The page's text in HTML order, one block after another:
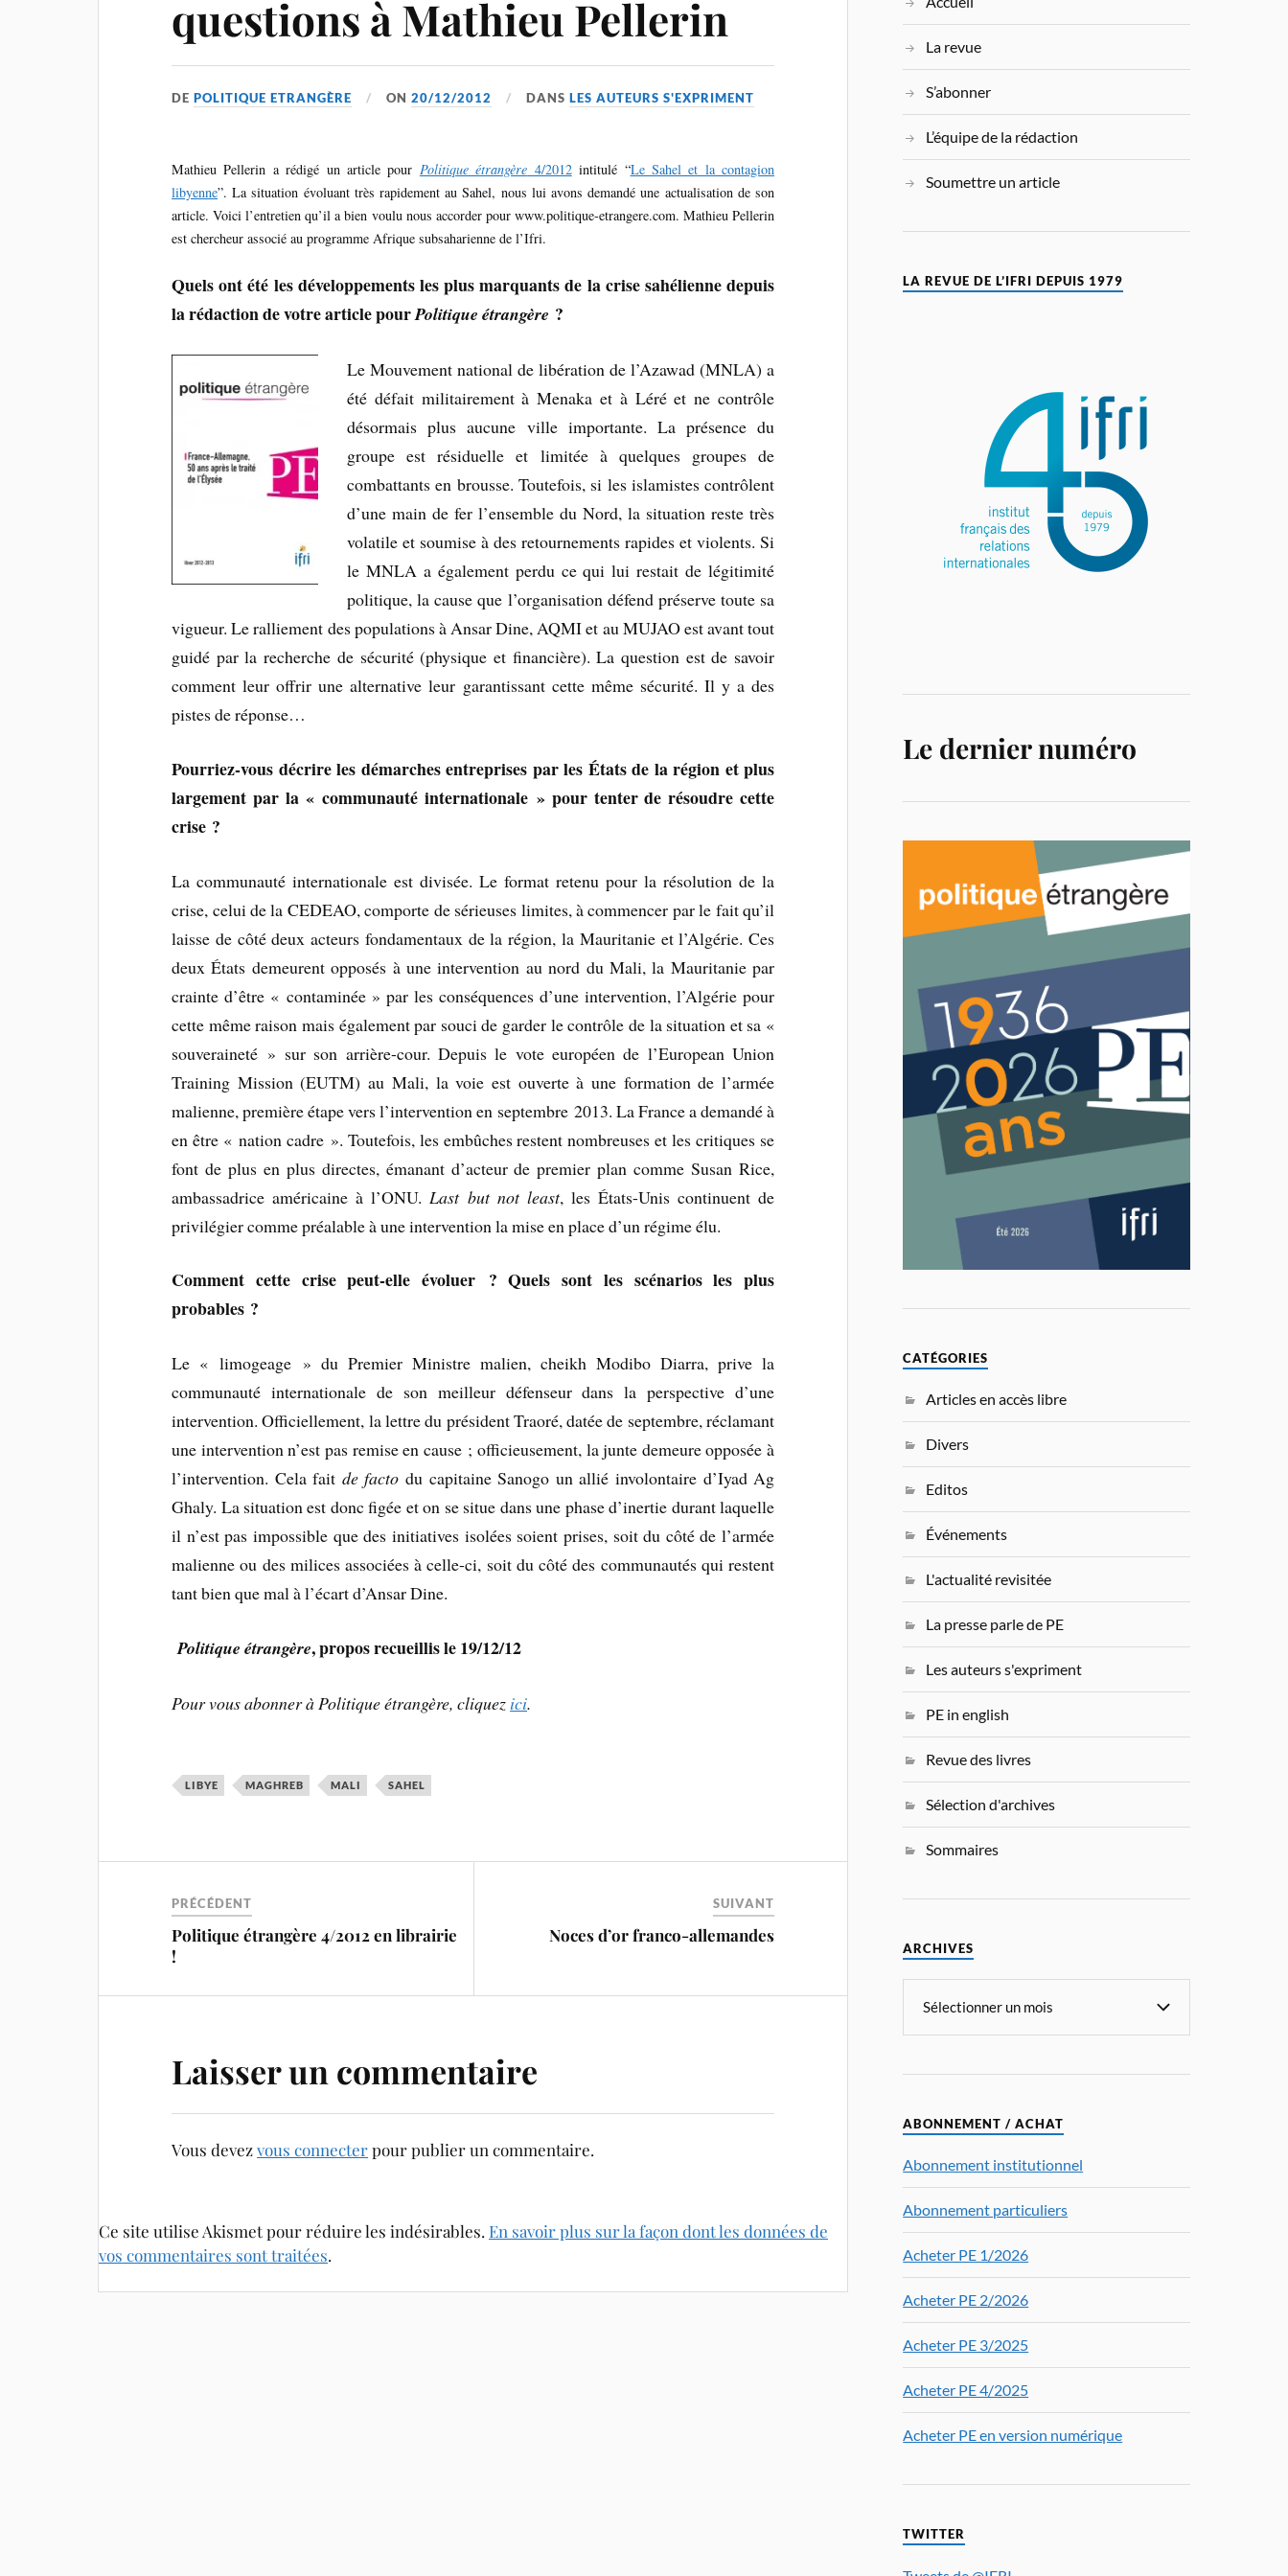
questions à Mathieu Pellerin
DEPOLITIQUE ETRANGÈRE ON20/12/2012 DANSLES AUTEURS S'EXPRIMENT
Mathieu Pellerin a rédigé un article pour Politique étrangère 4/2012intitulé “Le Sahel et la contagion
libyenne”. La situation évoluant très rapidement au Sahel, nous lui avons demandé une actualisation de son
article. Voici l’entretien qu’il a bien voulu nous accorder pour www.politique-etrangere.com. Mathieu Pellerin
est chercheur associé au programme Afrique subsaharienne de l’Ifri.
Quels ont été les développements les plus marquants de la crise sahélienne depuis
la rédaction de votre article pourPolitique étrangère ?
Le Mouvement national de libération de l’Azawad (MNLA) a
été défait militairement à Menaka et à Léré et ne contrôle
désormais plus aucune ville importante. La présence du
groupe est résiduelle et limitée à quelques groupes de
combattants en brousse. Toutefois, si les islamistes contrôlent
d’une main de fer l’ensemble du Nord, la situation reste très
volatile et soumise à des retournements rapides et violents. Si
le MNLA a également perdu ce qui lui restait de légitimité
politique, la cause que l’organisation défend préserve toute sa
vigueur. Le ralliement des populations à Ansar Dine, AQMI et au MUJAO est avant tout
guidé par la recherche de sécurité (physique et financière). La question est de savoir
comment leur offrir une alternative leur garantissant cette même sécurité. Il y a des
pistes de réponse…
Pourriez-vous décrire les démarches entreprises par les États de la région et plus
largement par la « communauté internationale » pour tenter de résoudre cette
crise ?
La communauté internationale est divisée. Le format retenu pour la résolution de la
crise, celui de la CEDEAO, comporte de sérieuses limites, à commencer par le fait qu’il
laisse de côté deux acteurs fondamentaux de la région, la Mauritanie et l’Algérie. Ces
deux États demeurent opposés à une intervention au nord du Mali, la Mauritanie par
crainte d’être « contaminée » par les conséquences d’une intervention, l’Algérie pour
cette même raison mais également par souci de garder le contrôle de la situation et sa «
souveraineté » sur son arrière-cour. Depuis le vote européen de l’European Union
Training Mission (EUTM) au Mali, la voie est ouverte à une formation de l’armée
malienne, première étape vers l’intervention en septembre 2013. La France a demandé à
en être « nation cadre ». Toutefois, les embûches restent nombreuses et les critiques se
font de plus en plus directes, émanant d’acteur de premier plan comme Susan Rice,
ambassadrice américaine à l’ONU. Last but not least, les États-Unis continuent de
privilégier comme préalable à une intervention la mise en place d’un régime élu.
Comment cette crise peut-elle évoluer ? Quels sont les scénarios les plus
probables ?
Le « limogeage » du Premier Ministre malien, cheikh Modibo Diarra, prive la
communauté internationale de son meilleur défenseur dans la perspective d’une
intervention. Officiellement, la lettre du président Traoré, datée de septembre, réclamant
une intervention n’est pas remise en cause ; officieusement, la junte demeure opposée à
l’intervention. Cela fait de facto du capitaine Sanogo un allié involontaire d’Iyad Ag
Ghaly. La situation est donc figée et on se situe dans une phase d’inertie durant laquelle
il n’est pas impossible que des initiatives isolées soient prises, soit du côté de l’armée
malienne ou des milices associées à celle-ci, soit du côté des communautés qui restent
tant bien que mal à l’écart d’Ansar Dine.
Politique étrangère, propos recueillis le 19/12/12
Pour vous abonner à Politique étrangère, cliquez ici.
LIBYE MAGHREB MALI SAHEL
PRÉCÉDENT
Politique étrangère 4/2012 en librairie
!
SUIVANT
Noces d’or franco-allemandes
Laisser un commentaire
Vous devezvous connecterpour publier un commentaire.
Ce site utilise Akismet pour réduire les indésirables. En savoir plus sur la façon dont les données de
vos commentaires sont traitées.
La revue
S’abonner
L’équipe de la rédaction
Soumettre un article
LA REVUE DE L’IFRI DEPUIS 1979
Le dernier numéro
CATÉGORIES
Articles en accès libre
Divers
Editos
Événements
L'actualité revisitée
La presse parle de PE
Les auteurs s'expriment
PE in english
Revue des livres
Sélection d'archives
Sommaires
ARCHIVES
ABONNEMENT / ACHAT
Abonnement institutionnel
Abonnement particuliers
Acheter PE 1/2026
Acheter PE 2/2026
Acheter PE 3/2025
Acheter PE 4/2025
Acheter PE en version numérique
TWITTER